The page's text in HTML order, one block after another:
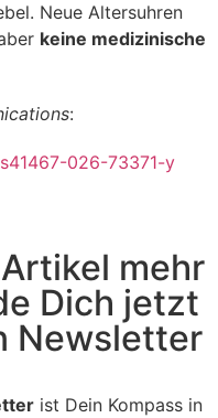
Neue Altersuhren
keine medizinische
:
026-73371-y
mehr
Dich jetzt
Newsletter
ist Dein Kompass in